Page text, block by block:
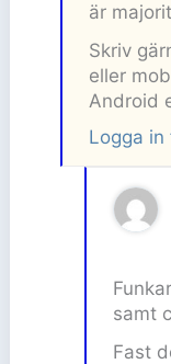
är
Skriv
eller
Android
Logga
samt
Fast